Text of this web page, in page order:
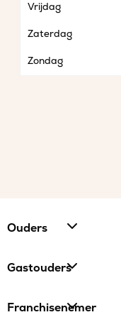
Vrijdag
Zaterdag
Zondag
Ouders
Gastouders
Franchisenemer